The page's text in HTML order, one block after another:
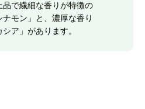
品で繊細な香りが特徴の
ナモン」と、濃厚な香り
ア」があります。